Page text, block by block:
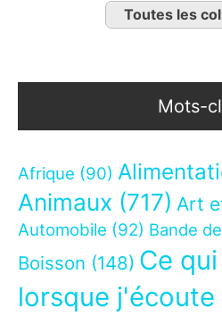
Toutes les
Mots-
Afrique (90)
Animaux (717) Art
Automobile (92) Bande
Boisson (148) Ce
lorsque j'écoute